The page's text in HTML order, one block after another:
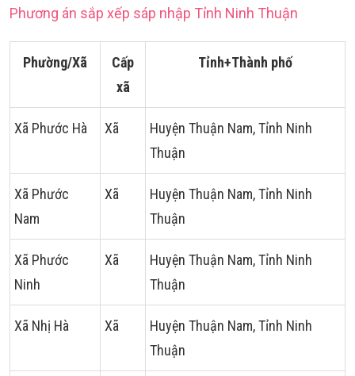
Phương án sắp xếp sáp nhập Tỉnh Ninh Thuận
Phường/Xã
Cấp
xã
Tỉnh+Thành phố
Xã Phước Hà Xã
Huyện Thuận Nam, Tỉnh Ninh
Thuận
Xã Phước
Nam
Xã
Huyện Thuận Nam, Tỉnh Ninh
Thuận
Xã Phước
Ninh
Xã
Huyện Thuận Nam, Tỉnh Ninh
Thuận
Xã Nhị Hà Xã
Huyện Thuận Nam, Tỉnh Ninh
Thuận